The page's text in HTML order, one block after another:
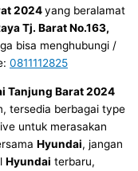
2024yang beralamat
Tj. Barat No.163,
bisa menghubungi /
0811112825
Tanjung Barat 2024
tersedia berbagai type
untuk merasakan
Hyundai, jangan
Hyundai terbaru,